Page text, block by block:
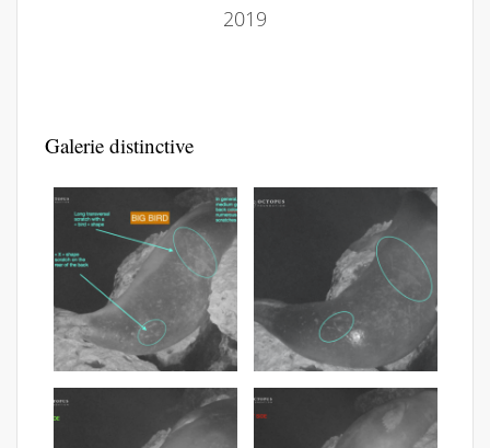
2019
Galerie distinctive